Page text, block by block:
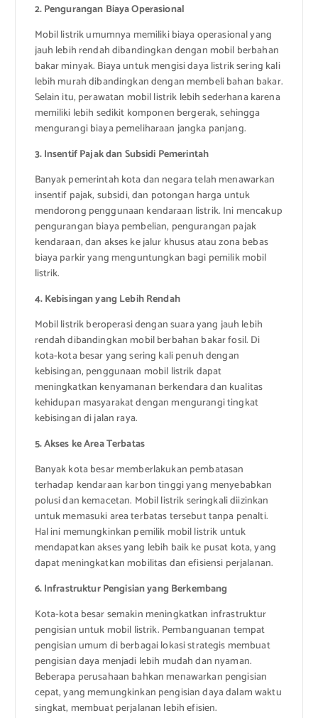
2. Pengurangan Biaya Operasional
Mobil listrik umumnya memiliki biaya operasional yang
jauh lebih rendah dibandingkan dengan mobil berbahan
bakar minyak. Biaya untuk mengisi daya listrik sering kali
lebih murah dibandingkan dengan membeli bahan bakar.
Selain itu, perawatan mobil listrik lebih sederhana karena
memiliki lebih sedikit komponen bergerak, sehingga
mengurangi biaya pemeliharaan jangka panjang.
3. Insentif Pajak dan Subsidi Pemerintah
Banyak pemerintah kota dan negara telah menawarkan
insentif pajak, subsidi, dan potongan harga untuk
mendorong penggunaan kendaraan listrik. Ini mencakup
pengurangan biaya pembelian, pengurangan pajak
kendaraan, dan akses ke jalur khusus atau zona bebas
biaya parkir yang menguntungkan bagi pemilik mobil
listrik.
4. Kebisingan yang Lebih Rendah
Mobil listrik beroperasi dengan suara yang jauh lebih
rendah dibandingkan mobil berbahan bakar fosil. Di
kota-kota besar yang sering kali penuh dengan
kebisingan, penggunaan mobil listrik dapat
meningkatkan kenyamanan berkendara dan kualitas
kehidupan masyarakat dengan mengurangi tingkat
kebisingan di jalan raya.
5. Akses ke Area Terbatas
Banyak kota besar memberlakukan pembatasan
terhadap kendaraan karbon tinggi yang menyebabkan
polusi dan kemacetan. Mobil listrik seringkali diizinkan
untuk memasuki area terbatas tersebut tanpa penalti.
Hal ini memungkinkan pemilik mobil listrik untuk
mendapatkan akses yang lebih baik ke pusat kota, yang
dapat meningkatkan mobilitas dan efisiensi perjalanan.
6. Infrastruktur Pengisian yang Berkembang
Kota-kota besar semakin meningkatkan infrastruktur
pengisian untuk mobil listrik. Pembanguanan tempat
pengisian umum di berbagai lokasi strategis membuat
pengisian daya menjadi lebih mudah dan nyaman.
Beberapa perusahaan bahkan menawarkan pengisian
cepat, yang memungkinkan pengisian daya dalam waktu
singkat, membuat perjalanan lebih efisien.